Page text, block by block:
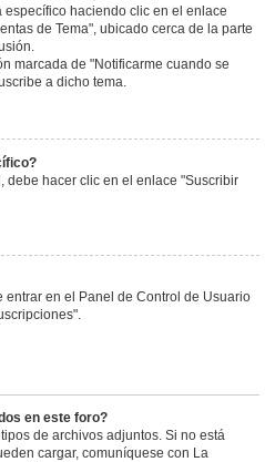
específico haciendo clic en el enlace
de Tema", ubicado cerca de la parte
marcada de "Notificarme cuando se
a dicho tema.
debe hacer clic en el enlace "Suscribir
entrar en el Panel de Control de Usuario
en este foro?
de archivos adjuntos. Si no está
cargar, comuníquese con La